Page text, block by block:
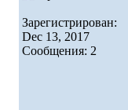
Зарегистрирован:
Dec 13, 2017
Сообщения: 2